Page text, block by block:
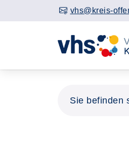
vhs@kreis-
Sie befinden